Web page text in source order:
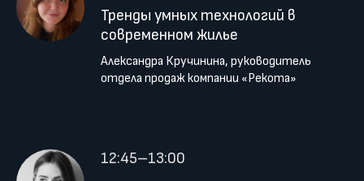
Тренды умных технологий в
современном жилье
Александра Кручинина, руководитель
отдела продаж компании «Рекота»
12:45–13:00